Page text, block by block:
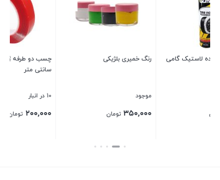
رنگ خمیری بلژیکی
چسب دو طرفه ژله ای عرض 2
بستن